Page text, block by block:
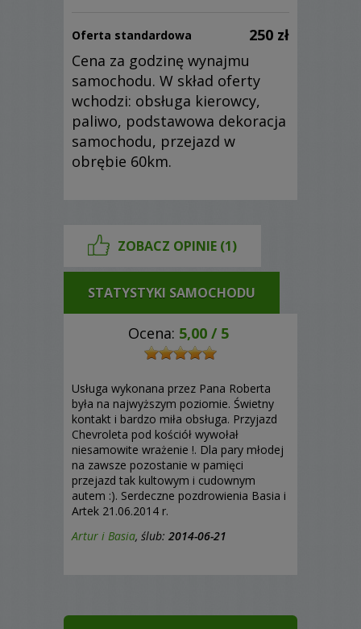
Oferta standardowa
250 zł
Cena za godzinę wynajmu
samochodu. W skład oferty
wchodzi: obsługa kierowcy,
paliwo, podstawowa dekoracja
samochodu, przejazd w
obrębie 60km.
ZOBACZ OPINIE (1)
STATYSTYKI SAMOCHODU
Ocena: 5,00 / 5
Usługa wykonana przez Pana Roberta
była na najwyższym poziomie. Świetny
kontakt i bardzo miła obsługa. Przyjazd
Chevroleta pod kościół wywołał
niesamowite wrażenie !. Dla pary młodej
na zawsze pozostanie w pamięci
przejazd tak kultowym i cudownym
autem :). Serdeczne pozdrowienia Basia i
Artek 21.06.2014 r.
Artur i Basia, ślub: 2014-06-21